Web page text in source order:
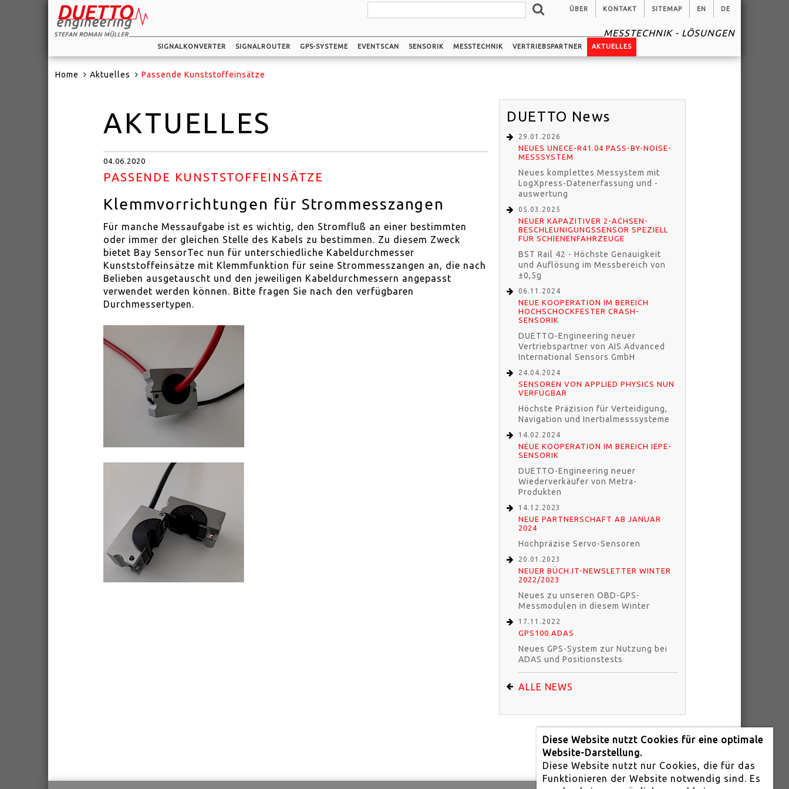
MESSTECHNIK - LÖSUNGEN
ÜBER KONTAKT SITEMAP EN DE
SIGNALKONVERTER SIGNALROUTER GPS-SYSTEME EVENTSCAN SENSORIK MESSTECHNIK VERTRIEBSPARTNER AKTUELLES
Home Aktuelles Passende Kunststoffeinsätze
AKTUELLES
04.06.2020
PASSENDE KUNSTSTOFFEINSÄTZE
Klemmvorrichtungen für Strommesszangen
Für manche Messaufgabe ist es wichtig, den Stromfluß an einer bestimmten
oder immer der gleichen Stelle des Kabels zu bestimmen. Zu diesem Zweck
bietet Bay SensorTec nun für unterschiedliche Kabeldurchmesser
Kunststoffeinsätze mit Klemmfunktion für seine Strommesszangen an, die nach
Belieben ausgetauscht und den jeweiligen Kabeldurchmessern angepasst
verwendet werden können. Bitte fragen Sie nach den verfügbaren
Durchmessertypen.
DUETTO News
29.01.2026
NEUES UNECE-R41.04 PASS-BY-NOISE-
MESSSYSTEM
Neues komplettes Messystem mit
LogXpress-Datenerfassung und -
auswertung
05.03.2025
NEUER KAPAZITIVER 2-ACHSEN-
BESCHLEUNIGUNGSSENSOR SPEZIELL
FÜR SCHIENENFAHRZEUGE
BST Rail 42 - Höchste Genauigkeit
und Auflösung im Messbereich von
±0,5g
06.11.2024
NEUE KOOPERATION IM BEREICH
HOCHSCHOCKFESTER CRASH-
SENSORIK
DUETTO-Engineering neuer
Vertriebspartner von AIS Advanced
International Sensors GmbH
24.04.2024
SENSOREN VON APPLIED PHYSICS NUN
VERFÜGBAR
Höchste Präzision für Verteidigung,
Navigation und Inertialmesssysteme
14.02.2024
NEUE KOOPERATION IM BEREICH IEPE-
SENSORIK
DUETTO-Engineering neuer
Wiederverkäufer von Metra-
Produkten
14.12.2023
NEUE PARTNERSCHAFT AB JANUAR
2024
Hochpräzise Servo-Sensoren
20.01.2023
NEUER BÜCH.IT-NEWSLETTER WINTER
2022/2023
Neues zu unseren OBD-GPS-
Messmodulen in diesem Winter
17.11.2022
GPS100.ADAS
Neues GPS-System zur Nutzung bei
ADAS und Positionstests
ALLE NEWS
Diese Website nutzt Cookies für eine optimale
Website-Darstellung.
Diese Website nutzt nur Cookies, die für das
Funktionieren der Website notwendig sind. Es